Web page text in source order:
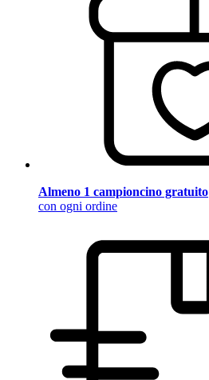
Almeno 1 campioncino gratuito
con ogni ordine